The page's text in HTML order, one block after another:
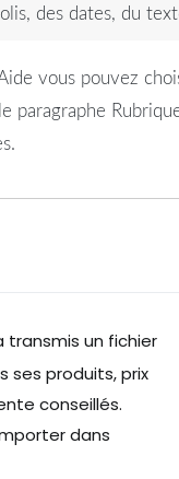
des dates, du
vous pouvez
paragraphe
transmis un fichier
ses produits, prix
conseillés.
dans